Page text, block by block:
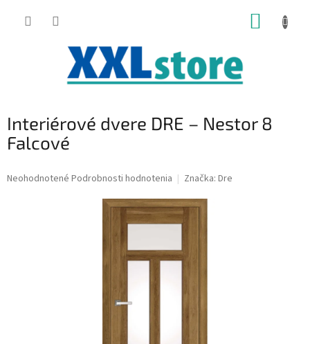
Interiérové dvere DRE – Nestor 8
Falcové
Priemerné
Neohodnotené Podrobnosti hodnotenia Značka: Dre